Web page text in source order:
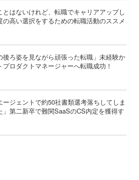
とはないけれど、転職でキャリアアップし
の高い選択をするための転職活動のススメ
後ろ姿を見ながら頑張った転職」未経験か
プロダクトマネージャーへ転職成功！
ージェントで約50社書類選考落ちしてしま
」第二新卒で難関SaaSのCS内定を獲得す